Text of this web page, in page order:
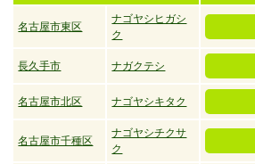
名古屋市東区
ナゴヤシヒガシ
ク
長久手市 ナガクテシ
名古屋市北区 ナゴヤシキタク
名古屋市千種区
ナゴヤシチクサ
ク